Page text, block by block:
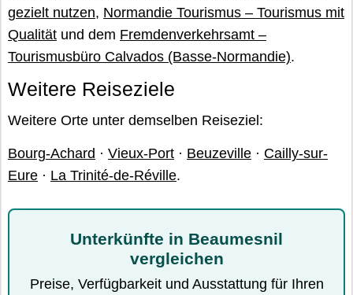
gezielt nutzen, Normandie Tourismus – Tourismus mit
Qualität und dem Fremdenverkehrsamt –
Tourismusbüro Calvados (Basse-Normandie).
Weitere Reiseziele
Weitere Orte unter demselben Reiseziel:
Bourg-Achard · Vieux-Port · Beuzeville · Cailly-sur-
Eure · La Trinité-de-Réville.
Unterkünfte in Beaumesnil
vergleichen
Preise, Verfügbarkeit und Ausstattung für Ihren